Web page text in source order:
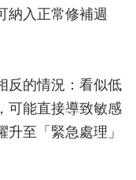
納入正常修補週
反的情況：看似低
可能直接導致敏感
至「緊急處理」